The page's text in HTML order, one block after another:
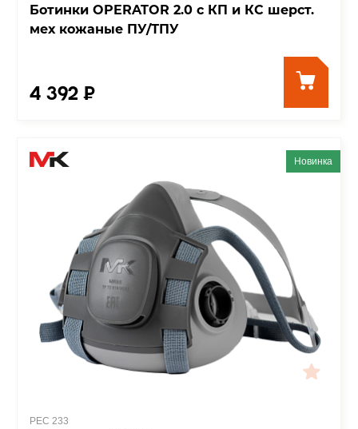
Ботинки OPERATOR 2.0 с КП и КС шерст.
мех кожаные ПУ/ТПУ
4 392 ₽
Новинка
РЕС 233